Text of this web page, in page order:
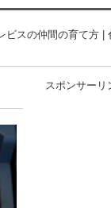
ビスの仲間の育て方
スポンサーリ